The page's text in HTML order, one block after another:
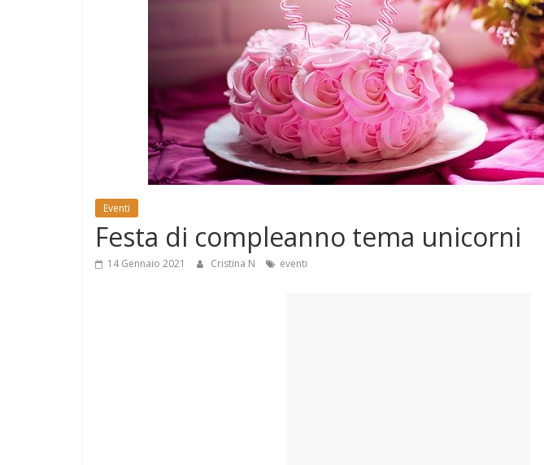
Eventi
Festa di compleanno tema unicorni
14 Gennaio 2021 Cristina N eventi